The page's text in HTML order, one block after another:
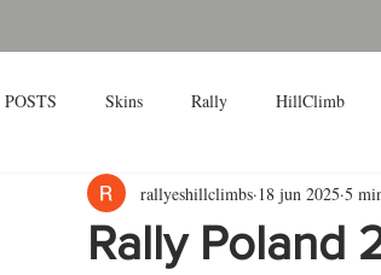
Skins Rally HillClimb
Interview
Rally
rallyeshillclimbs 18 jun 2025 5